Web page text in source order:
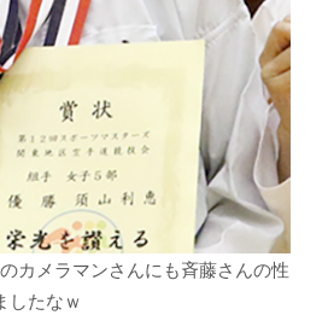
カメラマンさんにも斉藤さんの性
したなｗ